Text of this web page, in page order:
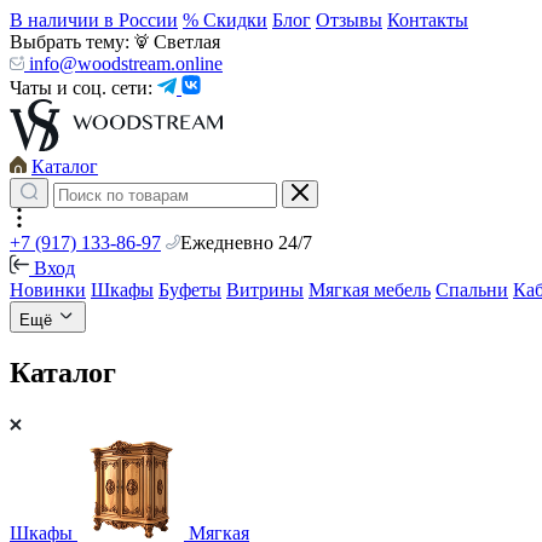
В наличии в России % Скидки Блог Отзывы Контакты
Выбрать тему:
Светлая
info@woodstream.online
Чаты и соц. сети:
Каталог
+7 (917) 133-86-97
Ежедневно 24/7
Вход
Новинки Шкафы Буфеты Витрины Мягкая мебель Спальни
Ещё
Каталог
Шкафы Мягкая